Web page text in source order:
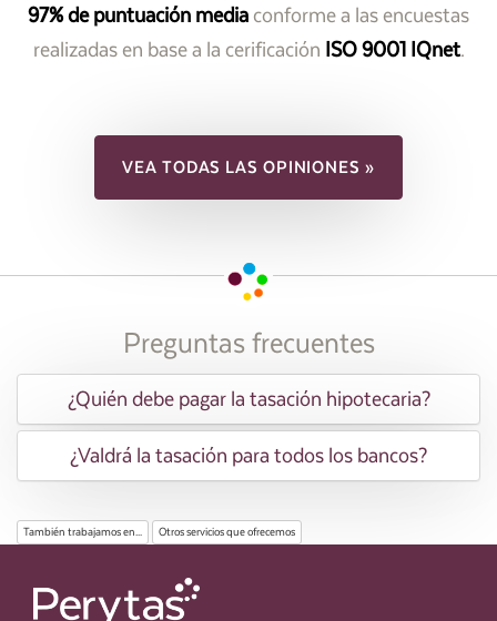
97% de puntuación mediaconforme a las encuestas
realizadas en base a la cerificación ISO 9001 IQnet.
VEA TODAS LAS OPINIONES »
Preguntas frecuentes
¿Quién debe pagar la tasación hipotecaria?
¿Valdrá la tasación para todos los bancos?
También trabajamos en... Otros servicios que ofrecemos